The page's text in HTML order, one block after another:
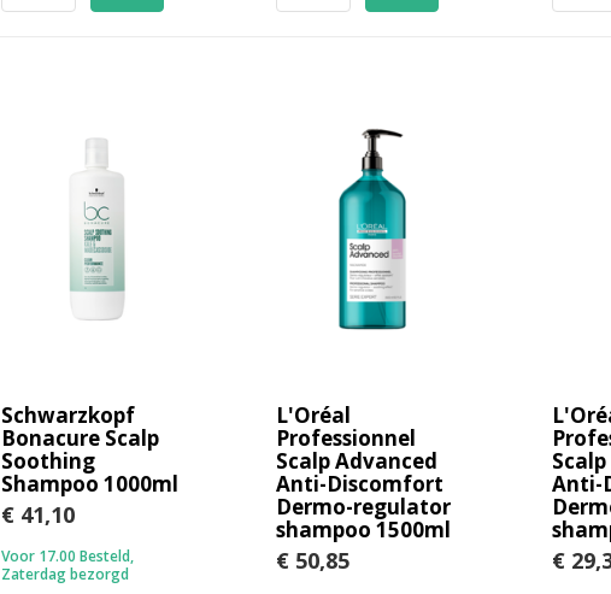
Schwarzkopf
Bonacure Scalp
Soothing
Shampoo 1000ml
€ 41,10
Voor 17.00 Besteld,
Zaterdag bezorgd
L'Oréal
Professionnel
Scalp Advanced
Anti-Discomfort
Dermo-regulator
shampoo 1500ml
€ 50,85
Anti-
€